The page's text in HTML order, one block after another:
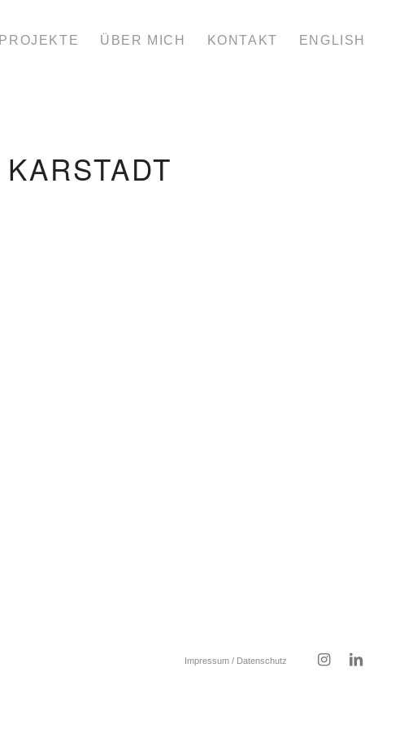
PROJEKTE ÜBER MICH KONTAKT ENGLISH
KARSTADT
Impressum / Datenschutz